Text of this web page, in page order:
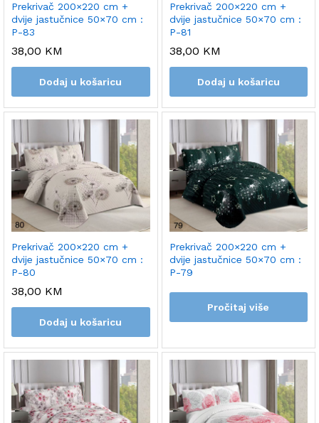
Prekrivač 200×220 cm +
dvije jastučnice 50×70 cm :
P-83
38,00 KM
Dodaj u košaricu
Prekrivač 200×220 cm +
dvije jastučnice 50×70 cm :
P-81
38,00 KM
Dodaj u košaricu
Prekrivač 200×220 cm +
dvije jastučnice 50×70 cm :
P-80
38,00 KM
Dodaj u košaricu
Prekrivač 200×220 cm +
dvije jastučnice 50×70 cm :
P-79
Pročitaj više